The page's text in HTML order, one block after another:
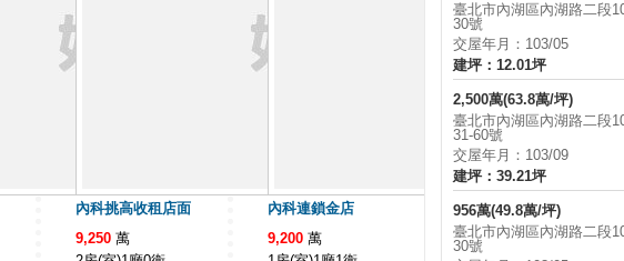
內科挑高收租店面
9,250 萬
內科連鎖金店
9,200 萬
臺北市內湖區內湖路二段
30號
交屋年月：103/05
建坪：12.01坪
2,500萬(63.8萬/坪)
臺北市內湖區內湖路二段
31-60號
交屋年月：103/09
建坪：39.21坪
956萬(49.8萬/坪)
臺北市內湖區內湖路二段
30號